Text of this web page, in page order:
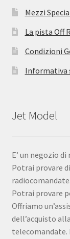
Mezzi
La pista Off
Condizioni
Informativa
Jet Model
E’ un negozio
Potrai provare
radiocomandate.
Potrai provare
Offriamo
dell’acquisto